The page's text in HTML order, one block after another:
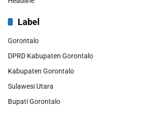
Label
Gorontalo
DPRD Kabupaten Gorontalo
Kabupaten Gorontalo
Sulawesi Utara
Bupati Gorontalo